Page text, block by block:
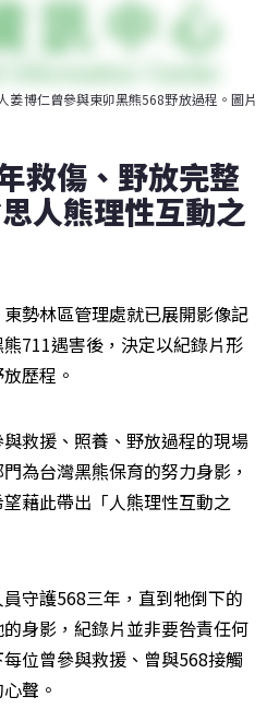
姜博仁曾參與東卯黑熊568野放過程。圖片
救傷、野放完整
人熊理性互動之
勢林區管理處就已展開影像記
711遇害後，決定以紀錄片形
歷程。
救援、照養、野放過程的現場
為台灣黑熊保育的努力身影，
藉此帶出「人熊理性互動之
守護568三年，直到牠倒下的
身影，紀錄片並非要咎責任何
位曾參與救援、曾與568接觸
聲。